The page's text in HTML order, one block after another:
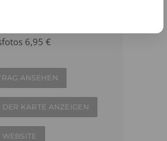
6,95 €
ANSEHEN
KARTE ANZEIGEN